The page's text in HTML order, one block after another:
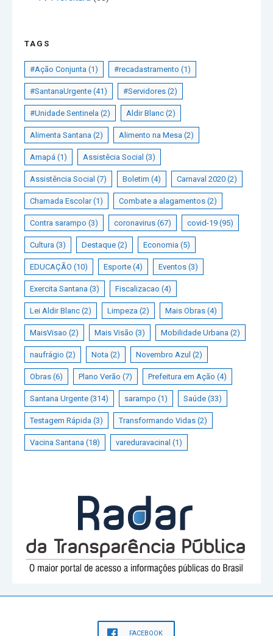
TAGS
#Ação Conjunta (1) #recadastramento (1)
#SantanaUrgente (41) #Servidores (2)
#Unidade Sentinela (2) Aldir Blanc (2)
Alimenta Santana (2) Alimento na Mesa (2)
Amapá (1) Assistêcia Social (3)
Assistência Social (7) Boletim (4) Carnaval 2020 (2)
Chamada Escolar(1) Combate a alagamentos (2)
Contra sarampo (3) coronavirus (67) covid-19 (95)
Cultura (3) Destaque (2) Economia (5)
EDUCAÇÃO (10) Esporte (4) Eventos (3)
Exercita Santana (3) Fiscalizacao (4)
Lei Aldir Blanc (2) Limpeza (2) Mais Obras (4)
MaisVisao (2) Mais Visão (3) Mobilidade Urbana (2)
naufrágio (2) Nota (2) Novembro Azul (2)
Obras (6) Plano Verão (7) Prefeitura em Ação (4)
Santana Urgente (314) sarampo (1) Saúde (33)
Testagem Rápida (3) Transformando Vidas (2)
Vacina Santana (18) vareduravacinal (1)
FACEBOOK